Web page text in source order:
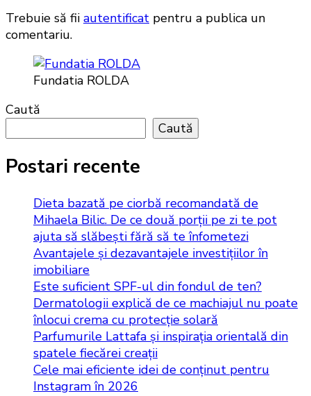
Trebuie să fii autentificat pentru a publica un
comentariu.
Fundatia ROLDA
Caută
Caută
Postari recente
Dieta bazată pe ciorbă recomandată de
Mihaela Bilic. De ce două porții pe zi te pot
ajuta să slăbești fără să te înfometezi
Avantajele și dezavantajele investițiilor în
imobiliare
Este suficient SPF-ul din fondul de ten?
Dermatologii explică de ce machiajul nu poate
înlocui crema cu protecție solară
Parfumurile Lattafa și inspirația orientală din
spatele fiecărei creații
Cele mai eficiente idei de conținut pentru
Instagram în 2026